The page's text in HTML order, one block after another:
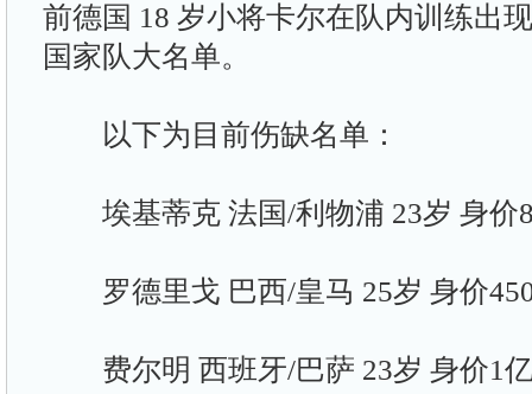
前德国 18 岁小将卡尔在队内训练出
国家队大名单。
以下为目前伤缺名单：
埃基蒂克 法国/利物浦 23岁 身价
罗德里戈 巴西/皇马 25岁 身价
费尔明 西班牙/巴萨 23岁 身价1